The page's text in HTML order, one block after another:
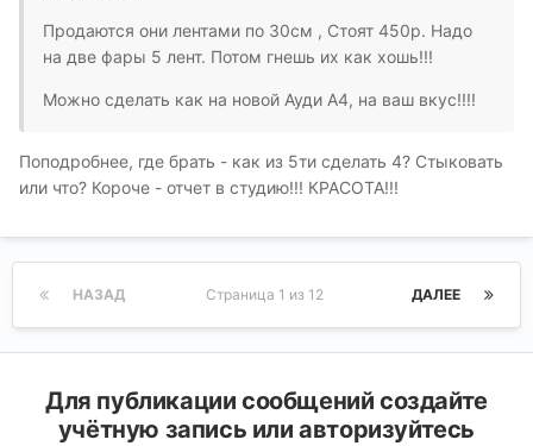
Продаются они лентами по 30см , Стоят 450р. Надо
на две фары 5 лент. Потом гнешь их как хошь!!!
Можно сделать как на новой Ауди А4, на ваш вкус!!!!
Поподробнее, где брать - как из 5ти сделать 4? Стыковать
или что? Короче - отчет в студию!!! КРАСОТА!!!
НАЗАД ДАЛЕЕ
Страница 1 из 12
Для публикации сообщений создайте
учётную запись или авторизуйтесь